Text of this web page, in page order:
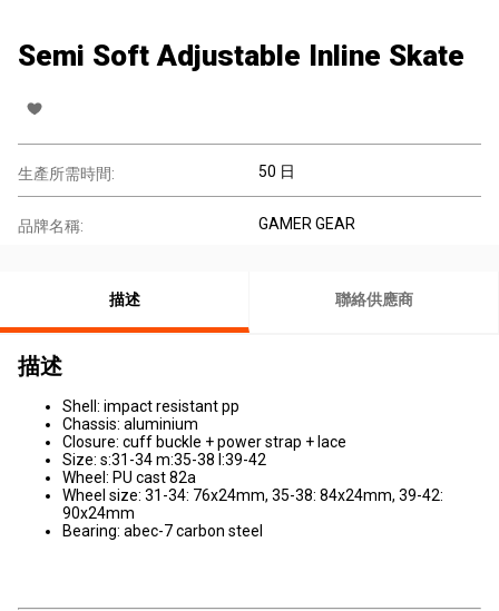
Semi Soft Adjustable Inline Skate
生產所需時間: 50 日
品牌名稱: GAMER GEAR
描述 聯絡供應商
描述
Shell: impact resistant pp
Chassis: aluminium
Closure: cuff buckle + power strap + lace
Size: s:31-34 m:35-38 l:39-42
Wheel: PU cast 82a
Wheel size: 31-34: 76x24mm, 35-38: 84x24mm, 39-42:
90x24mm
Bearing: abec-7 carbon steel